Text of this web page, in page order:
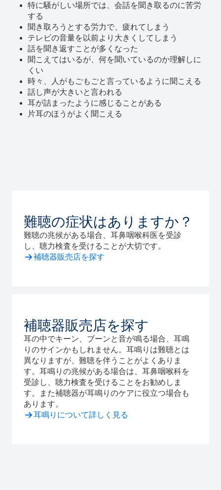
特に騒がしい場所では、会話を聞き取るのに苦労
する
聞き取ろうとする労力で、疲れてしまう
テレビの音量を以前より大きくしてしまう
話を聞き返すことが多くなった
聞こえてはいるが、何を聞いているのか理解しに
くい
時々、人がもごもごと言っているように聞こえる
話し声が大きいと言われる
耳が詰まったように感じることがある
片耳のほうがよく聞こえる
難聴の症状はありますか？
難聴の兆候がある場合、耳鼻咽喉科医を受診
し、聴力検査を受けることが大切です。
補聴器販売店を探す
補聴器販売店を探す
耳の中でキーン、ブーンと音が鳴る場合、耳鳴
りのサインかもしれません。耳鳴りは難聴とは
異なりますが、難聴を伴うことがよくありま
す。耳鳴りの兆候がある場合は、耳鼻咽喉科を
受診し、聴力検査を受けることをお勧めしま
す。また補聴器が耳鳴りのケアに役立つ場合も
あります。
耳鳴りについて詳しく見る